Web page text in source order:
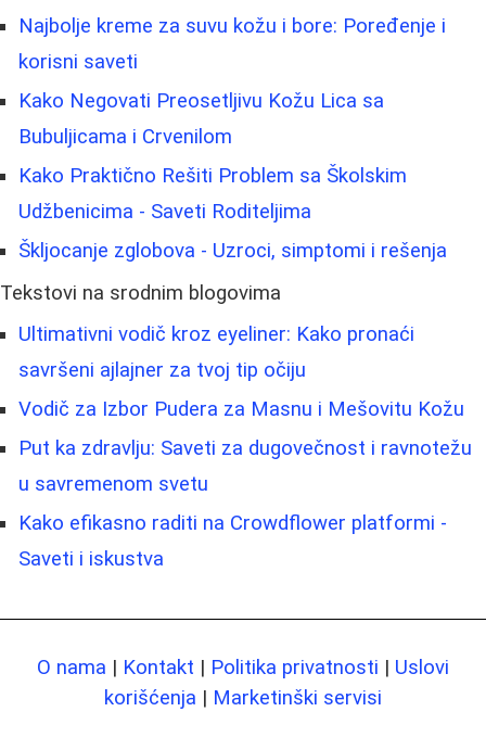
Najbolje kreme za suvu kožu i bore: Poređenje i
korisni saveti
Kako Negovati Preosetljivu Kožu Lica sa
Bubuljicama i Crvenilom
Kako Praktično Rešiti Problem sa Školskim
Udžbenicima - Saveti Roditeljima
Škljocanje zglobova - Uzroci, simptomi i rešenja
Tekstovi na srodnim blogovima
Ultimativni vodič kroz eyeliner: Kako pronaći
savršeni ajlajner za tvoj tip očiju
Vodič za Izbor Pudera za Masnu i Mešovitu Kožu
Put ka zdravlju: Saveti za dugovečnost i ravnotežu
u savremenom svetu
Kako efikasno raditi na Crowdflower platformi -
Saveti i iskustva
O nama | Kontakt | Politika privatnosti | Uslovi
korišćenja | Marketinški servisi